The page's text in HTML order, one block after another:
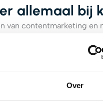
Over
allemaal bij
van contentmarketing en
je wilt dat veel mensen
dat je hiermee in de
je een gelikte mail met
over. Ook de
jouw e-mail, en met